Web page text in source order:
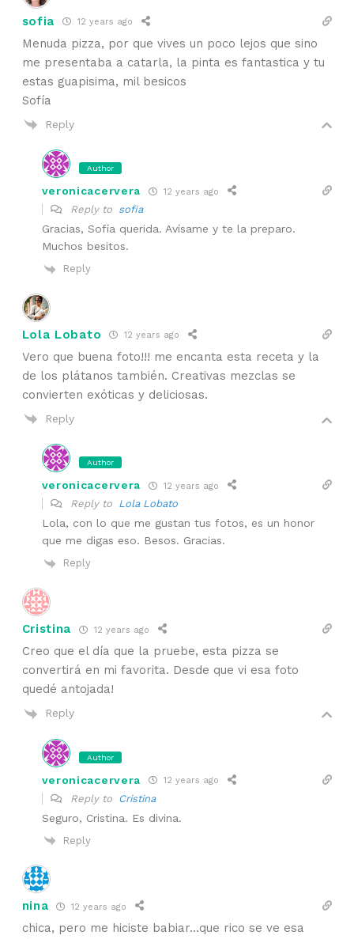
sofia 12 years ago
Menuda pizza, por que vives un poco lejos que sino
me presentaba a catarla, la pinta es fantastica y tu
estas guapisima, mil besicos
Sofía
Reply
Author
veronicacervera 12 years ago
Reply to sofia
Gracias, Sofía querida. Avísame y te la preparo.
Muchos besitos.
Reply
Lola Lobato 12 years ago
Vero que buena foto!!! me encanta esta receta y la
de los plátanos también. Creativas mezclas se
convierten exóticas y deliciosas.
Reply
Author
veronicacervera 12 years ago
Reply to Lola Lobato
Lola, con lo que me gustan tus fotos, es un honor
que me digas eso. Besos. Gracias.
Reply
Cristina 12 years ago
Creo que el día que la pruebe, esta pizza se
convertirá en mi favorita. Desde que vi esa foto
quedé antojada!
Reply
Author
veronicacervera 12 years ago
Reply to Cristina
Seguro, Cristina. Es divina.
Reply
nina 12 years ago
chica, pero me hiciste babiar…que rico se ve esa